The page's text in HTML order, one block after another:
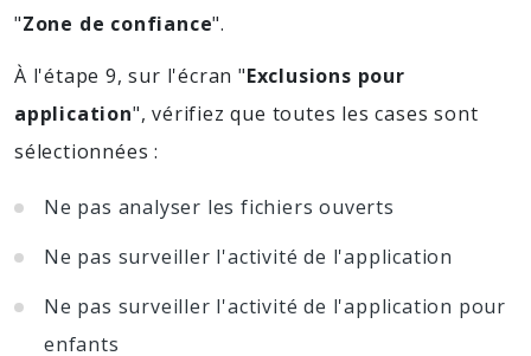
"Zone de confiance".
À l'étape 9, sur l'écran "Exclusions pour
application", vérifiez que toutes les cases sont
sélectionnées :
Ne pas analyser les fichiers ouverts
Ne pas surveiller l'activité de l'application
Ne pas surveiller l'activité de l'application pour
enfants